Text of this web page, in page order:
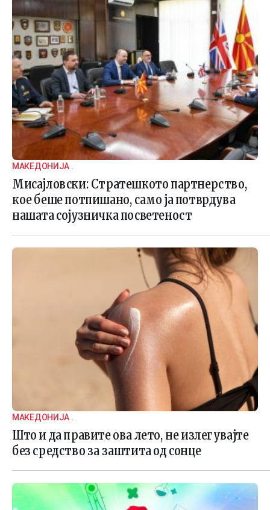
МАКЕДОНИЈА .
Мисајловски: Стратешкото партнерство,
кое беше потпишано, само ја потврдува
нашата сојузничка посветеност
МАКЕДОНИЈА .
Што и да правите ова лето, не излегувајте
без средство за заштита од сонце